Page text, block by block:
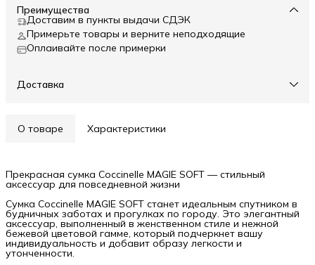
Преимущества
Доставим в пункты выдачи СДЭК
Примерьте товары и верните неподходящие
Оплаивайте после примерки
Доставка
О товаре Характеристики
Прекрасная сумка Coccinelle MAGIE SOFT — стильный
аксессуар для повседневной жизни
Сумка Coccinelle MAGIE SOFT станет идеальным спутником в
будничных заботах и прогулках по городу. Это элегантный
аксессуар, выполненный в женственном стиле и нежной
бежевой цветовой гамме, который подчеркнет вашу
индивидуальность и добавит образу легкости и
утонченности.